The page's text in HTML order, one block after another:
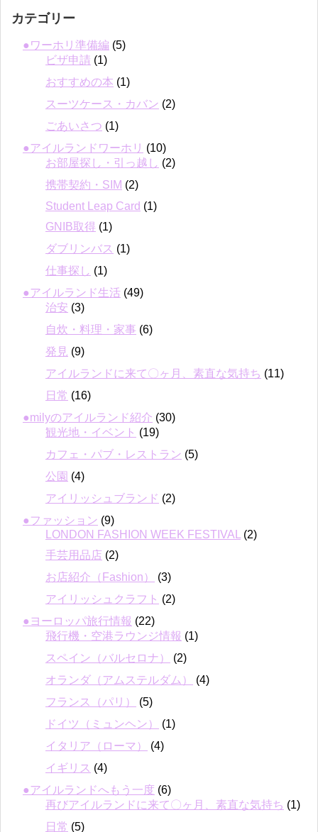
カテゴリー
●ワーホリ準備編 (5)
ビザ申請 (1)
おすすめの本 (1)
スーツケース・カバン (2)
ごあいさつ (1)
●アイルランドワーホリ (10)
お部屋探し・引っ越し (2)
携帯契約・SIM (2)
Student Leap Card (1)
GNIB取得 (1)
ダブリンバス (1)
仕事探し (1)
●アイルランド生活 (49)
治安 (3)
自炊・料理・家事 (6)
発見 (9)
アイルランドに来て〇ヶ月、素直な気持ち (11)
日常 (16)
●milyのアイルランド紹介 (30)
観光地・イベント (19)
カフェ・パブ・レストラン (5)
公園 (4)
アイリッシュブランド (2)
●ファッション (9)
LONDON FASHION WEEK FESTIVAL
(2)
手芸用品店 (2)
お店紹介（Fashion）
(3)
アイリッシュクラフト (2)
●ヨーロッパ旅行情報 (22)
飛行機・空港ラウンジ情報 (1)
スペイン（バルセロナ）
(2)
オランダ（アムステルダム）
(4)
フランス（パリ）
(5)
ドイツ（ミュンヘン）
(1)
イタリア（ローマ）
(4)
イギリス (4)
●アイルランドへもう一度 (6)
再びアイルランドに来て〇ヶ月、素直な気持ち (1)
日常 (5)